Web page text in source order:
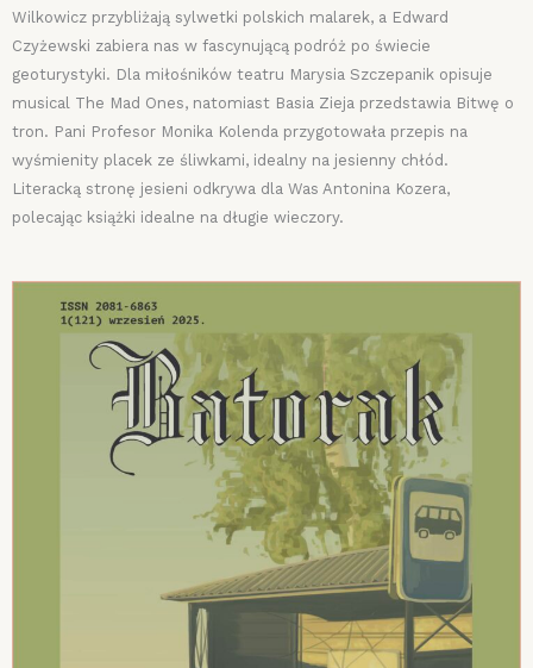
Wilkowicz przybliżają sylwetki polskich malarek, a Edward
Czyżewski zabiera nas w fascynującą podróż po świecie
geoturystyki. Dla miłośników teatru Marysia Szczepanik opisuje
musical The Mad Ones, natomiast Basia Zieja przedstawia Bitwę o
tron. Pani Profesor Monika Kolenda przygotowała przepis na
wyśmienity placek ze śliwkami, idealny na jesienny chłód.
Literacką stronę jesieni odkrywa dla Was Antonina Kozera,
polecając książki idealne na długie wieczory.